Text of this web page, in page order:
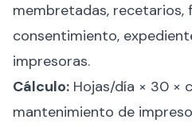
membretadas, recetarios,
consentimiento,
impresoras.
Cálculo: Hojas/día × 30 ×
mantenimiento de